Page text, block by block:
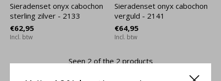
Sieradenset onyx cabochon
sterling zilver - 2133
€62,95
Incl. btw
Sieradenset onyx cabochon
verguld - 2141
€64,95
Incl. btw
Seen 2 of the 2 products